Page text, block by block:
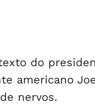
do
americano
nervos.